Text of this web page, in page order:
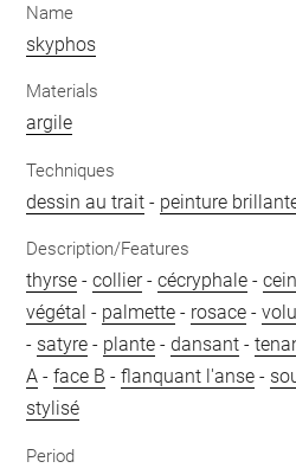
Name
skyphos
Materials
argile
Techniques
dessin au trait - peinture
Description/Features
thyrse -collier-cécryphale -
végétal - palmette - rosace -
- satyre - plante -dansant -
A -face B -flanquant l'anse -
stylisé
Period